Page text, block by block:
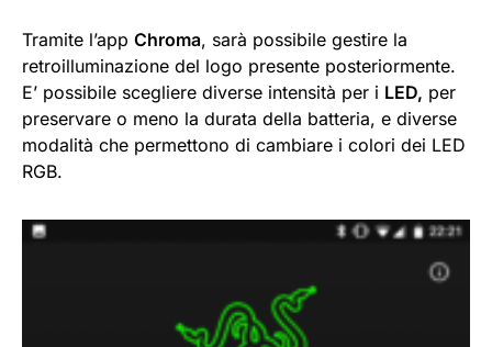
Tramite l’app Chroma, sarà possibile gestire la
retroilluminazione del logo presente posteriormente.
E’ possibile scegliere diverse intensità per i LED, per
preservare o meno la durata della batteria, e diverse
modalità che permettono di cambiare i colori dei LED
RGB.